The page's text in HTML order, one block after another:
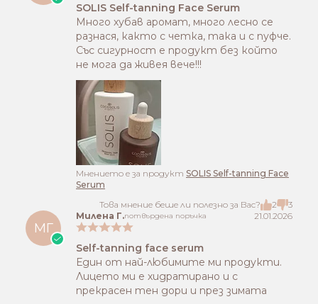
SOLIS Self-tanning Face Serum
Много хубав аромат, много лесно се
разнася, както с четка, така и с пуфче.
Със сигурност е продукт без който
не мога да живея вече!!!
Mнението е за продукт SOLIS Self-tanning Face
Serum
Това мнение беше ли полезно за Вас?
2 3
МГ
Милена Г.потвърдена поръчка 21.01.2026
Self-tanning face serum
Един от най-любимите ми продукти.
Лицето ми е хидратирано и с
прекрасен тен дори и през зимата